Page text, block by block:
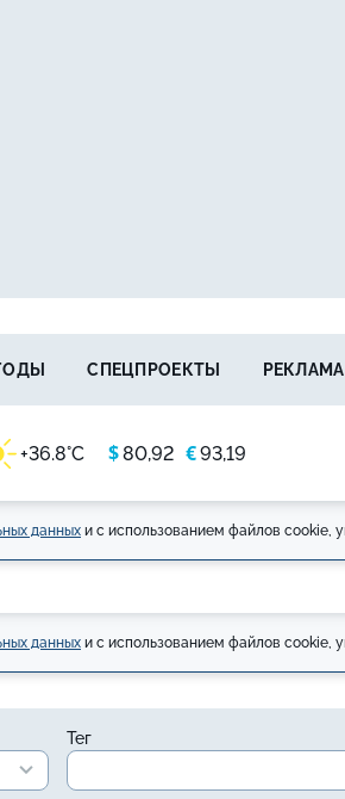
+36.8°C $80,92 €93,19
СПЕЦПРОЕКТЫ
данных и с использованием файлов cookie,
данных и с использованием файлов cookie,
Тег